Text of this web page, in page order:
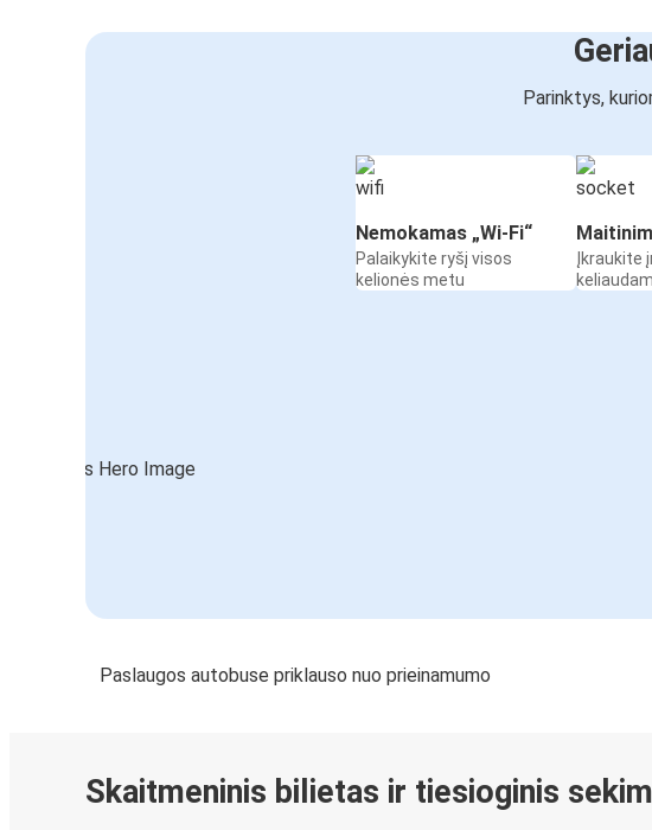
Parinktys,
Nemokamas „Wi-Fi“
Palaikykite ryšį visos
kelionės metu
Įkraukite
Paslaugos autobuse priklauso nuo prieinamumo
Skaitmeninis bilietas ir tiesioginis